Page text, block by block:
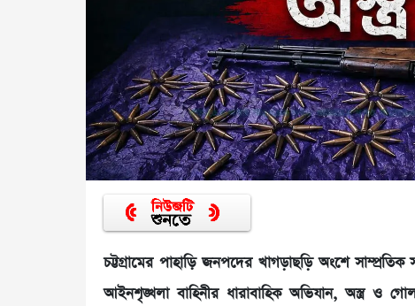
চট্টগ্রামের পাহাড়ি জনপদের খাগড়াছড়ি অংশে
আইনশৃঙ্খলা বাহিনীর ধারাবাহিক অভিযান, অস্ত্র ও